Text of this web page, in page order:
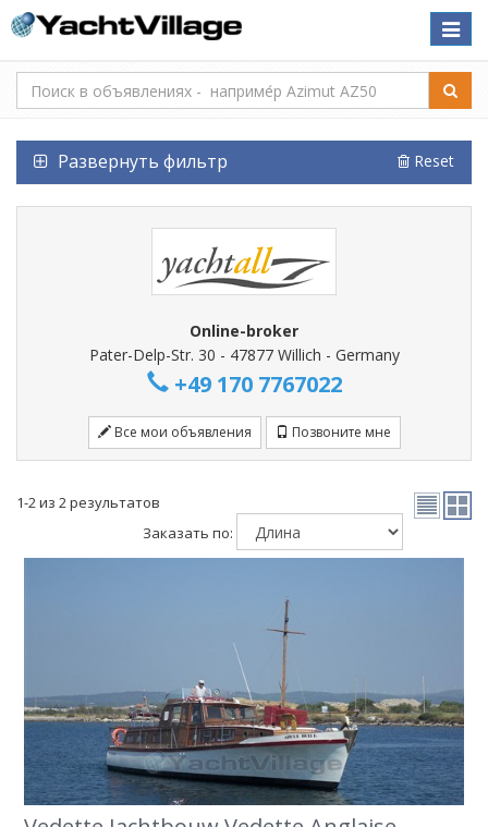
Toggle
Развернуть фильтр Reset
Online-broker
Pater-Delp-Str. 30 - 47877 Willich - Germany
+49 170 7767022
Все мои объявления Позвоните мне
1-2 из 2 результатов
Заказать по: